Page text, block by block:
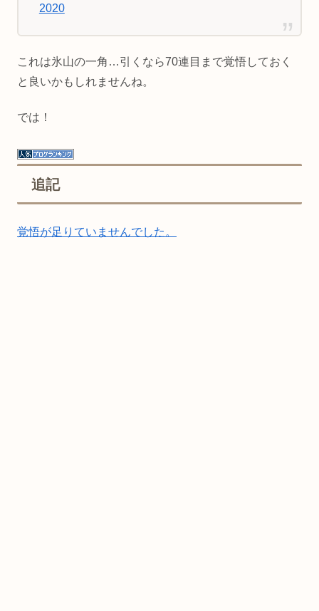
2020
これは氷山の一角…引くなら70連目まで覚悟しておく
と良いかもしれませんね。
では！
追記
覚悟が足りていませんでした 。